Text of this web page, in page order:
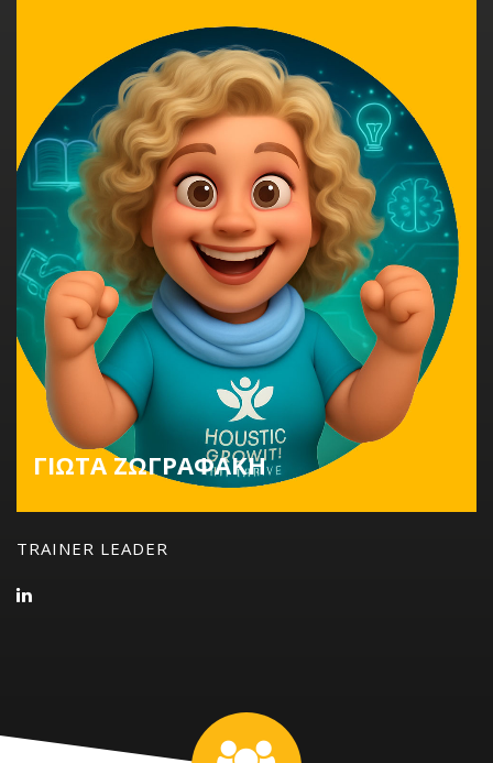
ΓΙΩΤΑ ΖΩΓΡΑΦΑΚΗ
TRAINER LEADER